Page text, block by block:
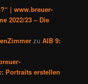
| www.breuer-
2022/23 – Die
zuAIB 9:
Portraits erstellen